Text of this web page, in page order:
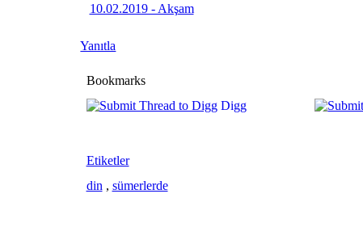
10.02.2019 - Akşam
Yanıtla
Bookmarks
Digg
Etiketler
din , sümerlerde